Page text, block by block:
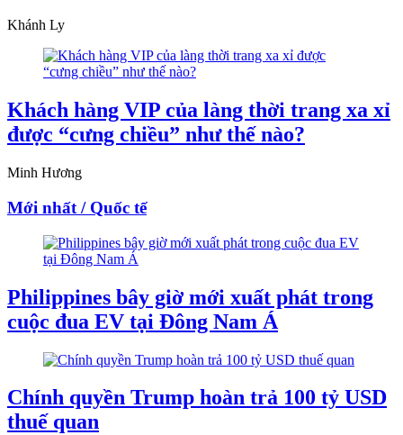
Khánh Ly
Khách hàng VIP của làng thời trang xa xỉ
được “cưng chiều” như thế nào?
Minh Hương
Mới nhất / Quốc tế
Philippines bây giờ mới xuất phát trong
cuộc đua EV tại Đông Nam Á
Chính quyền Trump hoàn trả 100 tỷ USD
thuế quan